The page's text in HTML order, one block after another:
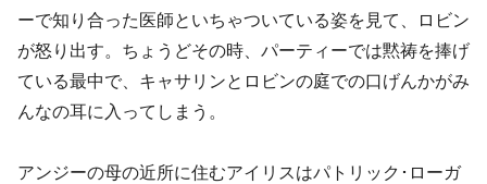
ーで知り合った医師といちゃついている姿を見て、ロビン
が怒り出す。ちょうどその時、パーティーでは黙祷を捧げ
ている最中で、キャサリンとロビンの庭での口げんかがみ
んなの耳に入ってしまう。
アンジーの母の近所に住むアイリスはパトリック･ローガ